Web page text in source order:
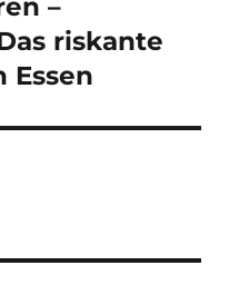
–
riskante
Essen